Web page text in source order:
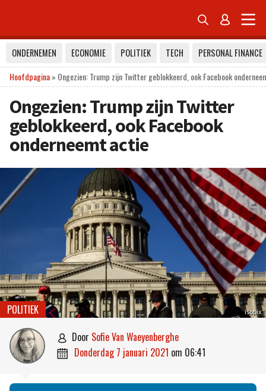
 
ONDERNEMEN ECONOMIE POLITIEK TECH
PERSONAL FINANCE
Hoofdpagina» Ongezien: Trump zijn Twitter geblokkeerd, ook Facebook
Ongezien: Trump zijn Twitter
geblokkeerd, ook Facebook
onderneemt actie
isopix
POLITIEK
 door Sofie Van Waeyenberghe
 donderdag 7 januari 2021 om 06:41